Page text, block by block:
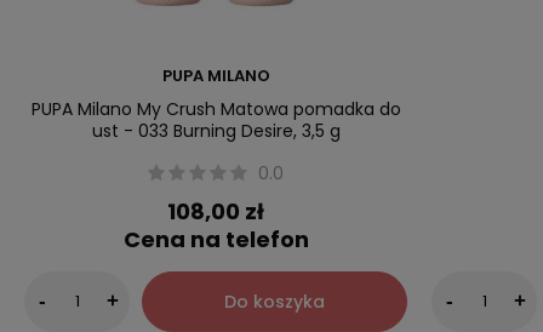
PUPA MILANO
PUPA Milano My Crush Matowa pomadka do
ust - 033 Burning Desire, 3,5 g
0.0
108,00 zł
Cena na telefon
- + Do koszyka - +